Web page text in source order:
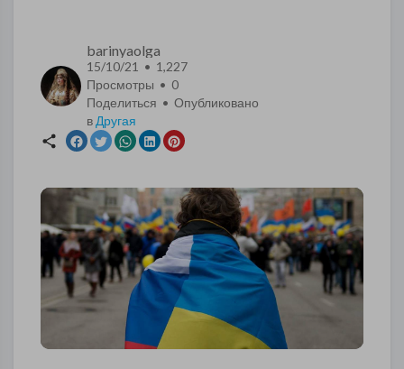
barinyaolga
15/10/21 • 1,227
Просмотры • 0
Поделиться • Опубликовано
в Другая